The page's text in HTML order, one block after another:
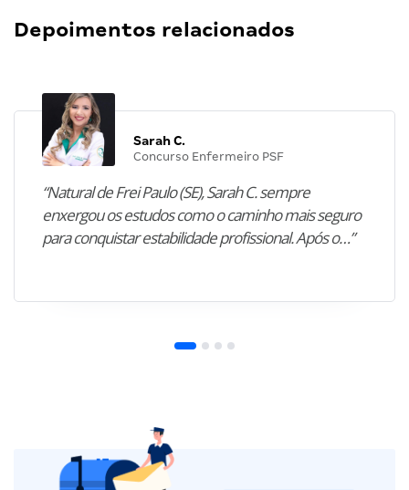
Depoimentos relacionados
Sarah C.
Concurso Enfermeiro PSF
“Natural de Frei Paulo (SE), Sarah C. sempre
enxergou os estudos como o caminho mais seguro
para conquistar estabilidade profissional. Após o…”